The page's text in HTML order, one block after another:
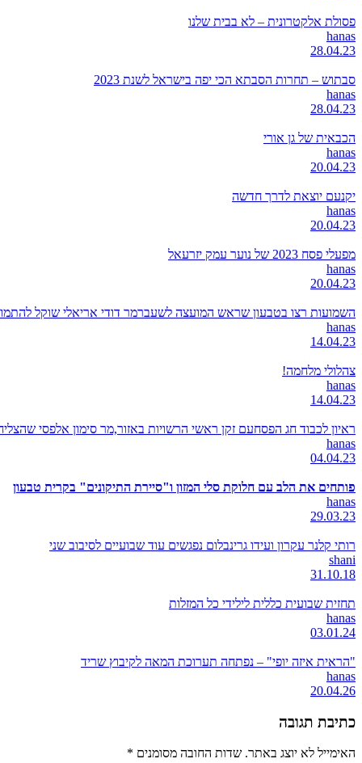
פסולת אלקטרונית – לא בבית שלנו
hanas
28.04.23
סבתוש – תחרות הסבתא הכי יפה בישראל לשנת 2023
hanas
28.04.23
הכבאית של גן אורי
hanas
20.04.23
יקנעם יוצאת לדרך חדשה
hanas
20.04.23
מפעלי פסח 2023 של נוער עמק יזרעאל
hanas
20.04.23
השמועות רצו בטבעון שראש המועצה לשעברמר דודי אריאלי שוקל
hanas
14.04.23
צהלולי מלחמה!
hanas
14.04.23
ראיון לכבוד חג הפסחעם זקן ראשי הרשויות באזור,מר סימון אלפסי
hanas
04.04.23
פותחים את הלב עם חלוקת סלי המזון ו"סיירת התיקונים" בקרית טבעון
hanas
29.03.23
רותי קלנר עקרון ועידו גרינבלום נפגשים עוד שבועיים לסיבוב שני
shani
31.10.18
תחזית שבועית כללית לילידי כל המזלות
hanas
03.01.24
"הראית איזה יופי" – נפתחה תערוכת המאה לקיבוץ שריד
hanas
20.04.26
כתיבת תגובה
האימייל לא יוצג באתר. שדות החובה מסומנים *